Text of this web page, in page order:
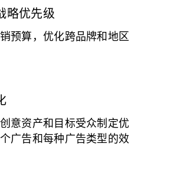
略优先级
预算，优化跨品牌和地区
意资产和目标受众制定优
广告和每种广告类型的效